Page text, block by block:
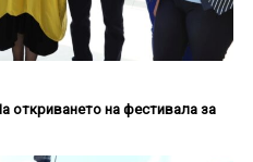
на фестивала за